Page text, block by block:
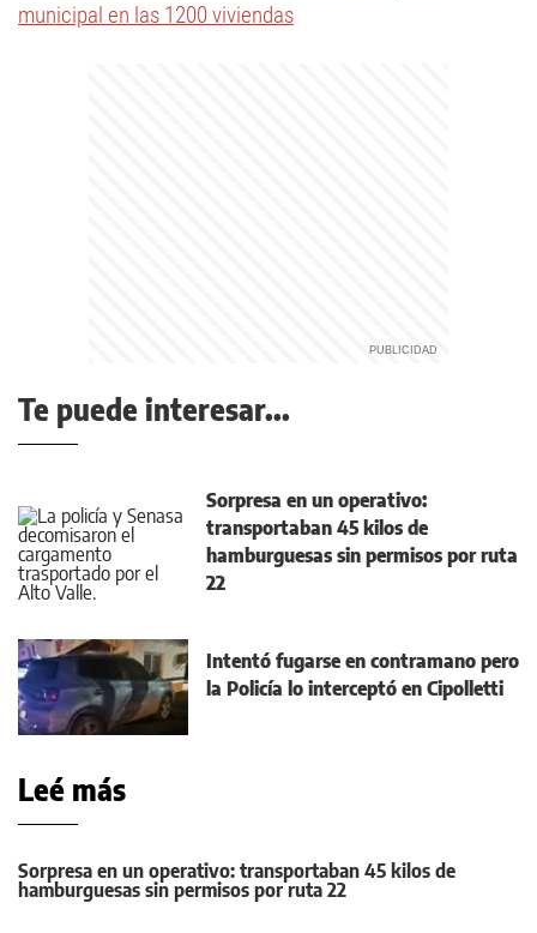
municipal en las 1200 viviendas
Te puede interesar...
Sorpresa en un operativo:
transportaban 45 kilos de
hamburguesas sin permisos por ruta
22
Intentó fugarse en contramano pero
la Policía lo interceptó en Cipolletti
Leé más
Sorpresa en un operativo: transportaban 45 kilos de
hamburguesas sin permisos por ruta 22